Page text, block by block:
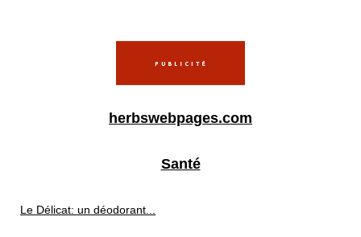
herbswebpages.com
Santé
Le Délicat: un déodorant...